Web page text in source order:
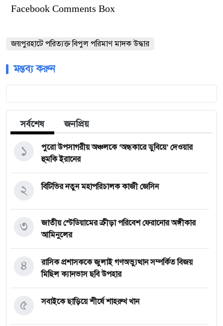
Facebook Comments Box
জয়পুরহাটে পরিত্যক্ত বিপুল পরিমাণ মাদক উদ্ধার
মন্তব্য করুন
সর্বশেষ জনপ্রিয়
পুরো উপসাগরীয় অঞ্চলকে ‘অন্ধকারে ডুবিয়ে’ দেওয়ার
হুমকি ইরানের
১
বিটিভির নতুন মহাপরিচালক কাজী জেসিন
২
জাতীয় স্টেডিয়ামের ক্রীড়া পরিবেশ ফেরানোর অঙ্গীকার
আমিনুলের
৩
রাসিক প্রশাসককে জুলাই গণঅভ্যুত্থান সম্পর্কিত বিজয়
মিছিল ক্যানভাস ছবি উপহার
৪
সবাইকে ছাড়িয়ে শীর্ষে শাহরুখ খান
৫